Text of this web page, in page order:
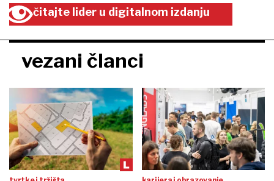
čitajte lider u digitalnom izdanju
vezani članci